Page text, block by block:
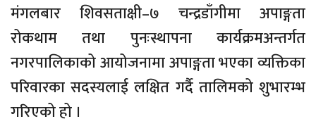
मंगलबार शिवसताक्षी–७ चन्द्रडाँगीमा अपाङ्गता
रोकथाम तथा पुनःस्थापना कार्यक्रमअन्तर्गत
नगरपालिकाको आयोजनामा अपाङ्गता भएका व्यक्तिका
परिवारका सदस्यलाई लक्षित गर्दै तालिमको शुभारम्भ
गरिएको हो ।